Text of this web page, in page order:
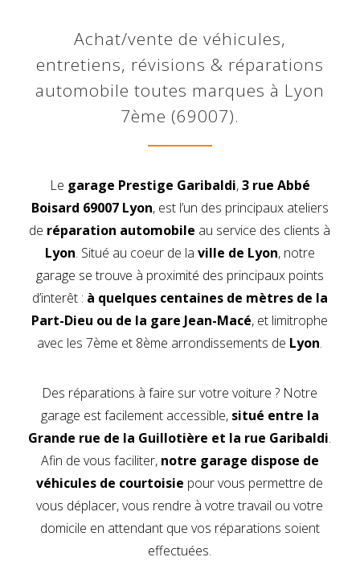
Achat/vente de véhicules,
entretiens, révisions & réparations
automobile toutes marques à Lyon
7ème (69007).
Le garage Prestige Garibaldi,3 rue Abbé
Boisard 69007 Lyon, est l’un des principaux ateliers
de réparation automobile au service des clients à
Lyon. Situé au coeur de la ville de Lyon, notre
garage se trouve à proximité des principaux points
d’interêt : à quelques centaines de mètres de la
Part-Dieu ou de la gare Jean-Macé, et limitrophe
avec les 7ème et 8ème arrondissements de Lyon.
Des réparations à faire sur votre voiture ? Notre
garage est facilement accessible, situé entre la
Grande rue de la Guillotière et la rue Garibaldi.
Afin de vous faciliter, notre garage dispose de
véhicules de courtoisie pour vous permettre de
vous déplacer, vous rendre à votre travail ou votre
domicile en attendant que vos réparations soient
effectuées.